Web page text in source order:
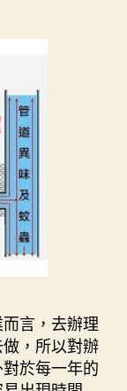
言，去辦理
，所以對辦
於每一年的